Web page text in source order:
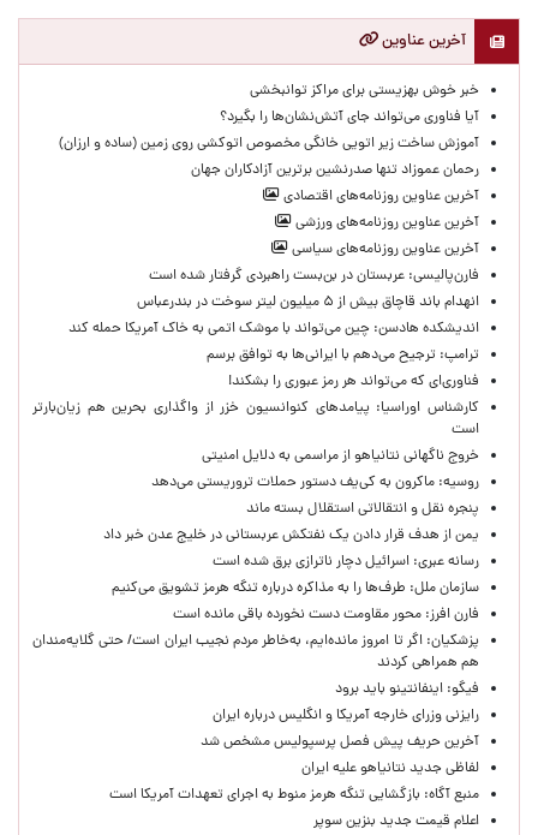
آخرین عناوین
خبر خوش بهزیستی برای مراکز توانبخشی
آیا فناوری می‌تواند جای آتش‌نشان‌ها را بگیرد؟
آموزش ساخت زیر اتویی خانگی مخصوص اتوکشی روی زمین (ساده و ارزان)
رحمان عموزاد تنها صدرنشین برترین آزادکاران جهان
آخرین عناوین روزنامه‌های اقتصادی
آخرین عناوین روزنامه‌های ورزشی
آخرین عناوین روزنامه‌های سیاسی
فارن‌پالیسی: عربستان در بن‌بست راهبردی گرفتار شده است
انهدام باند قاچاق بیش از ۵ میلیون لیتر سوخت در بندرعباس
اندیشکده هادسن: چین می‌تواند با موشک اتمی به خاک آمریکا حمله کند
ترامپ: ترجیح می‌دهم با ایرانی‌‌ها به توافق برسم
فناوری‌ای که می‌تواند هر رمز عبوری را بشکند!
کارشناس اوراسیا: پیامدهای کنوانسیون خزر از واگذاری بحرین هم زیان‌بارتر
است
خروج ناگهانی نتانیاهو از مراسمی به دلایل امنیتی
روسیه: ماکرون به کی‌یف دستور حملات تروریستی می‌دهد
پنجره‌ نقل و انتقالاتی استقلال بسته ماند
یمن از هدف قرار دادن یک نفتکش عربستانی در خلیج عدن خبر داد
رسانه عبری: اسرائیل دچار ناترازی برق شده است
سازمان ملل: طرف‌ها را به مذاکره درباره تنگه هرمز تشویق می‌کنیم
فارن افرز: محور مقاومت دست نخورده باقی مانده است
پزشکیان: اگر تا امروز مانده‌ایم، به‌خاطر مردم نجیب ایران است/ حتی گلایه‌مندان
هم همراهی کردند
فیگو: اینفانتینو باید برود
رایزنی وزرای خارجه آمریکا و انگلیس درباره ایران
آخرین حریف پیش فصل پرسپولیس مشخص شد
لفاظی جدید نتانیاهو علیه ایران
منبع آگاه: بازگشایی تنگه هرمز منوط به اجرای تعهدات آمریکا است
اعلام قیمت جدید بنزین سوپر